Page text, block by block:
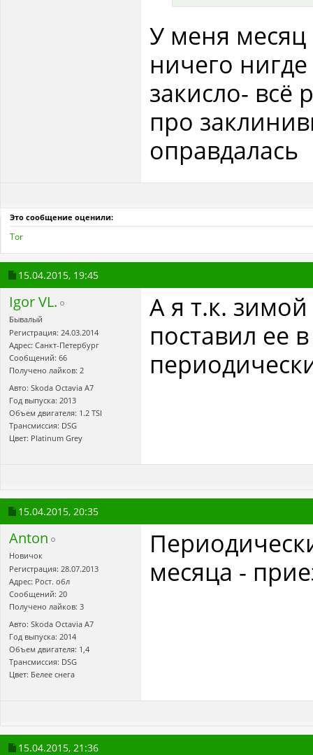
У меня месяц
ничего
закисло- всё
про
оправдалась
Это сообщение оценили:
Tor
15.04.2015, 19:45
Igor VL.
Бывалый
Регистрация: 24.03.2014
Адрес: Санкт-Петербург
Сообщений: 66
Получено лайков: 2
Авто: Skoda Octavia А7
Год выпуска: 2013
Объем двигателя: 1.2 TSI
Трансмиссия: DSG
Цвет: Platinum Grey
А я т.к.
поставил ее
15.04.2015, 20:35
Anton
Новичок
Регистрация: 28.07.2013
Адрес: Рост. обл
Сообщений: 20
Получено лайков: 3
Авто: Skoda Octavia A7
Год выпуска: 2014
Объем двигателя: 1,4
Трансмиссия: DSG
Цвет: Белее снега
месяца -
15.04.2015, 21:36